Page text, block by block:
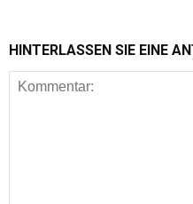
HINTERLASSEN SIE EINE